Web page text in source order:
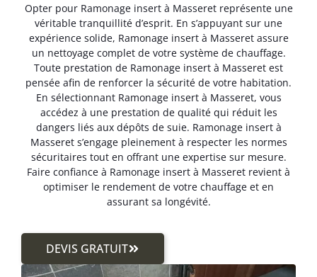
Opter pour Ramonage insert à Masseret représente une
véritable tranquillité d’esprit. En s’appuyant sur une
expérience solide, Ramonage insert à Masseret assure
un nettoyage complet de votre système de chauffage.
Toute prestation de Ramonage insert à Masseret est
pensée afin de renforcer la sécurité de votre habitation.
En sélectionnant Ramonage insert à Masseret, vous
accédez à une prestation de qualité qui réduit les
dangers liés aux dépôts de suie. Ramonage insert à
Masseret s’engage pleinement à respecter les normes
sécuritaires tout en offrant une expertise sur mesure.
Faire confiance à Ramonage insert à Masseret revient à
optimiser le rendement de votre chauffage et en
assurant sa longévité.
DEVIS GRATUIT